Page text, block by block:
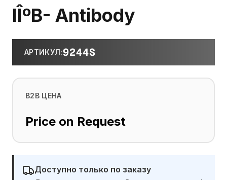
IÎºB- Antibody
АРТИКУЛ:9244S
B2B ЦЕНА
Price on Request
Доступно только по заказу